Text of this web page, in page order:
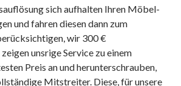
sich aufhalten Ihren Möbel-
und fahren diesen dann zum
wir 300 €
unsrige Service zu einem
Preis an und herunterschrauben,
Mitstreiter. Diese, für unsere